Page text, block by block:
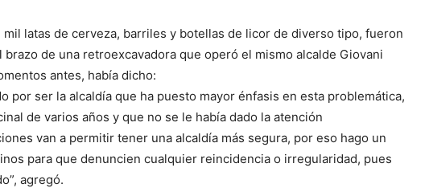
latas de cerveza, barriles y botellas de licor de diverso tipo, fueron
de una retroexcavadora que operó el mismo alcalde Giovani
antes, había dicho:
por ser la alcaldía que ha puesto mayor énfasis en esta problemática,
de varios años y que no se le había dado la atención
van a permitir tener una alcaldía más segura, por eso hago un
para que denuncien cualquier reincidencia o irregularidad, pues
agregó.